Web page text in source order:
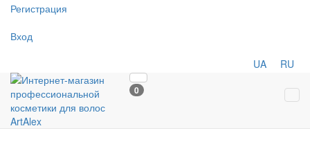
Регистрация
Вход
UA RU
0